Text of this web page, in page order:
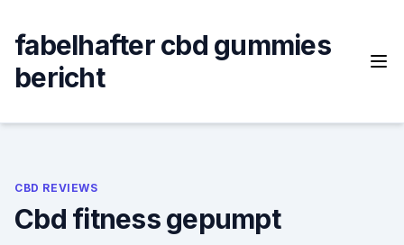
content
fabelhafter cbd gummies
bericht
CBD REVIEWS
Cbd fitness gepumpt